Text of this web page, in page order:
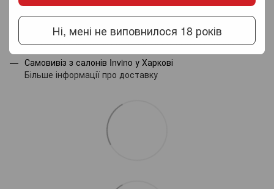
Ні, мені не виповнилося 18 років
Доставка Оплата Гарантія
Новою поштою по Україні - за тарифами перевізника.
Самовивіз з салонів Invino у Харкові
Більше інформації про доставку